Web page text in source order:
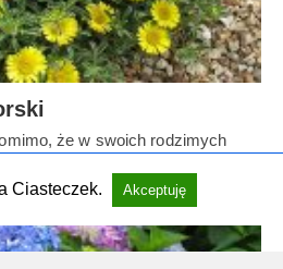
że w swoich rodzimych
Ciasteczek.
Akceptuję